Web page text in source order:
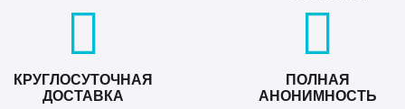
КРУГЛОСУТОЧНАЯ
ДОСТАВКА
ПОЛНАЯ
АНОНИМНОСТЬ